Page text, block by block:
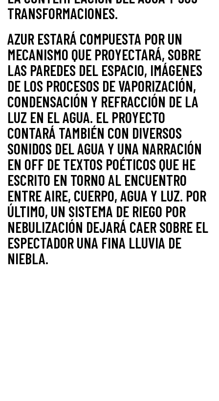
TRANSFORMACIONES.
AZUR ESTARÁ COMPUESTA POR UN
MECANISMO QUE PROYECTARÁ, SOBRE
LAS PAREDES DEL ESPACIO, IMÁGENES
DE LOS PROCESOS DE VAPORIZACIÓN,
CONDENSACIÓN Y REFRACCIÓN DE LA
LUZ EN EL AGUA. EL PROYECTO
CONTARÁ TAMBIÉN CON DIVERSOS
SONIDOS DEL AGUA Y UNA NARRACIÓN
EN OFF DE TEXTOS POÉTICOS QUE HE
ESCRITO EN TORNO AL ENCUENTRO
ENTRE AIRE, CUERPO, AGUA Y LUZ. POR
ÚLTIMO, UN SISTEMA DE RIEGO POR
NEBULIZACIÓN DEJARÁ CAER SOBRE EL
ESPECTADOR UNA FINA LLUVIA DE
NIEBLA.